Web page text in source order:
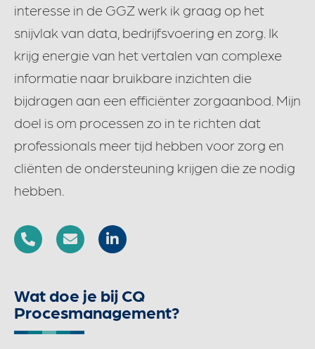
interesse in de GGZ werk ik graag op het
snijvlak van data, bedrijfsvoering en zorg. Ik
krijg energie van het vertalen van complexe
informatie naar bruikbare inzichten die
bijdragen aan een efficiënter zorgaanbod. Mijn
doel is om processen zo in te richten dat
professionals meer tijd hebben voor zorg en
cliënten de ondersteuning krijgen die ze nodig
hebben.
Wat doe je bij CQ
Procesmanagement?